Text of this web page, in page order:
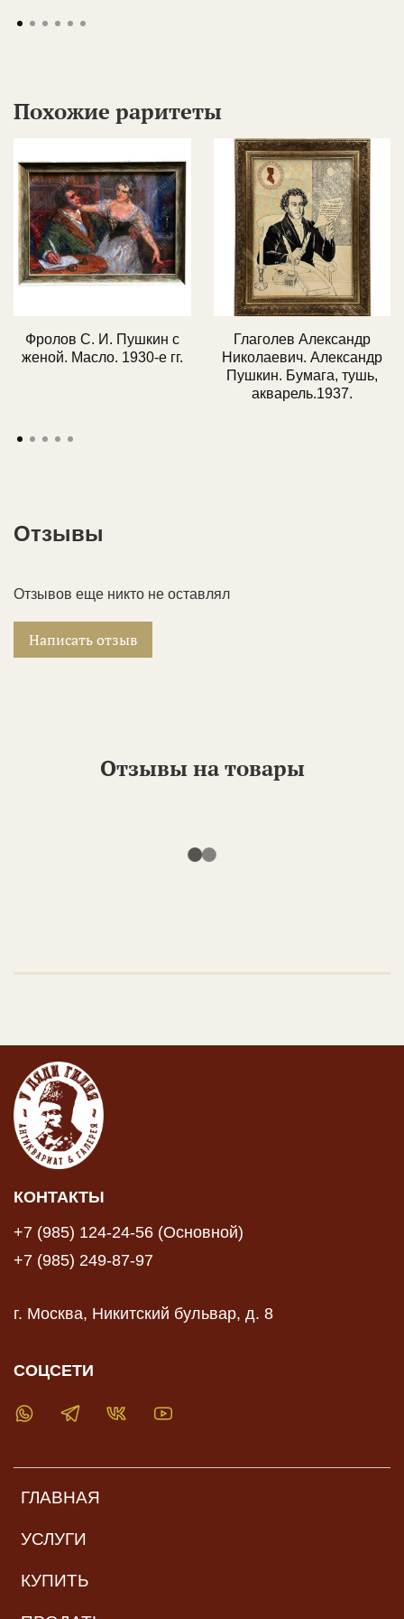
Похожие раритеты
Фролов С. И. Пушкин с
женой. Масло. 1930-е гг.
Глаголев Александр
Николаевич. Александр
Пушкин. Бумага, тушь,
акварель.1937.
Отзывы
Отзывов еще никто не оставлял
Написать отзыв
Отзывы на товары
ГЛАВНАЯ
УСЛУГИ
КУПИТЬ
КОНТАКТЫ
+7 (985) 124-24-56 (Основной)
+7 (985) 249-87-97
г. Москва, Никитский бульвар, д. 8
СОЦСЕТИ